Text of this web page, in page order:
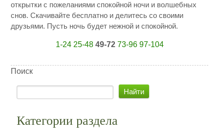
открытки с пожеланиями спокойной ночи и волшебных
снов. Скачивайте бесплатно и делитесь со своими
друзьями. Пусть ночь будет нежной и спокойной.
1-24 25-48 49-72 73-96 97-104
Поиск
Категории раздела